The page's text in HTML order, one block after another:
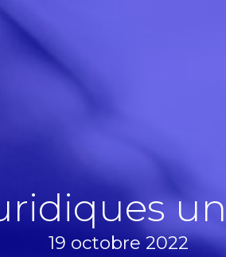
19 octobre 2022